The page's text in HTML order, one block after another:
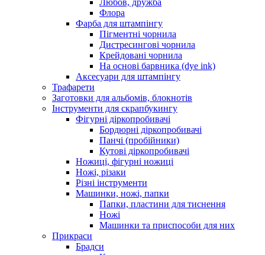
Флора
Фарба для штампінгу
Пігментні чорнила
Дистресингові чорнила
Крейдовані чорнила
На основі барвника (dye ink)
Аксесуари для штампінгу
Трафарети
Заготовки для альбомів, блокнотів
Інструменти для скрапбукингу
Фігурні діркопробивачі
Бордюрні діркопробивачі
Панчі (пробійники)
Кутові діркопробивачі
Ножиці, фігурні ножиці
Ножі, різаки
Різні інструменти
Машинки, ножі, папки
Папки, пластини для тиснення
Ножі
Машинки та приспособи для них
Прикраси
Брадси